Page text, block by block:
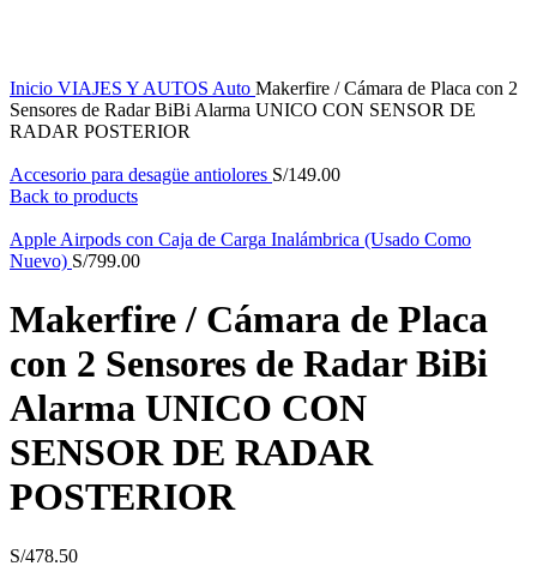
Inicio VIAJES Y AUTOS Auto Makerfire / Cámara de Placa con 2
Sensores de Radar BiBi Alarma UNICO CON SENSOR DE
RADAR POSTERIOR
Accesorio para desagüe antiolores S/149.00
Back to products
Apple Airpods con Caja de Carga Inalámbrica (Usado Como
Nuevo) S/799.00
Makerfire / Cámara de Placa
con 2 Sensores de Radar BiBi
Alarma UNICO CON
SENSOR DE RADAR
POSTERIOR
S/478.50